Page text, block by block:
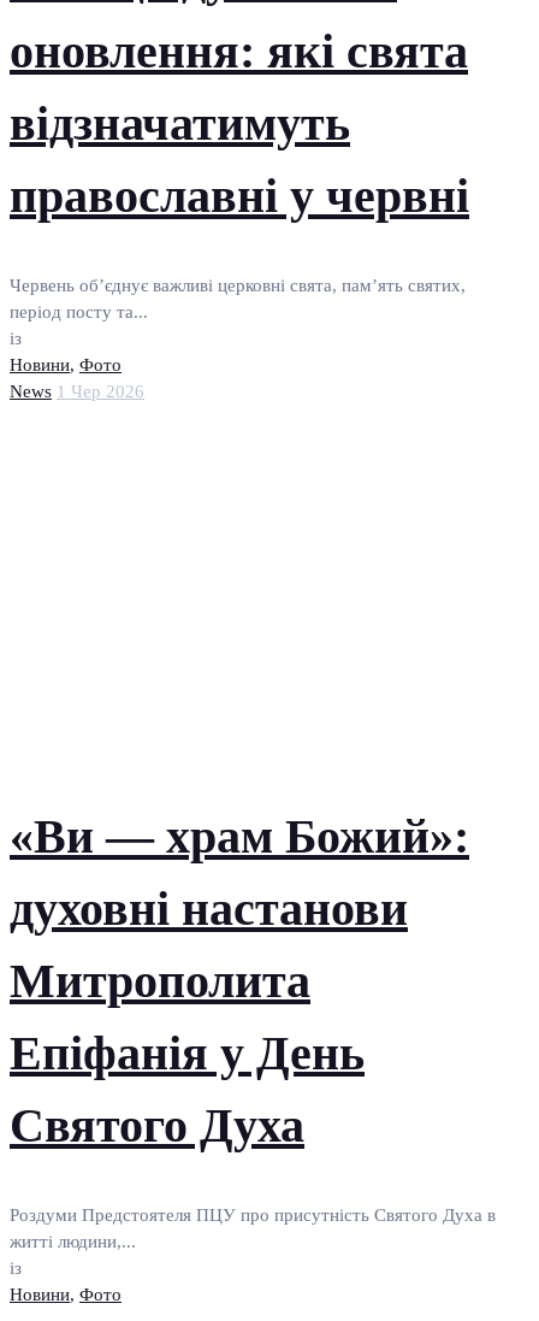
оновлення: які свята
відзначатимуть
православні у червні
Червень об’єднує важливі церковні свята, пам’ять святих,
період посту та...
із
Новини, Фото
News 1 Чер 2026
«Ви — храм Божий»:
духовні настанови
Митрополита
Епіфанія у День
Святого Духа
Роздуми Предстоятеля ПЦУ про присутність Святого Духа в
житті людини,...
із
Новини, Фото